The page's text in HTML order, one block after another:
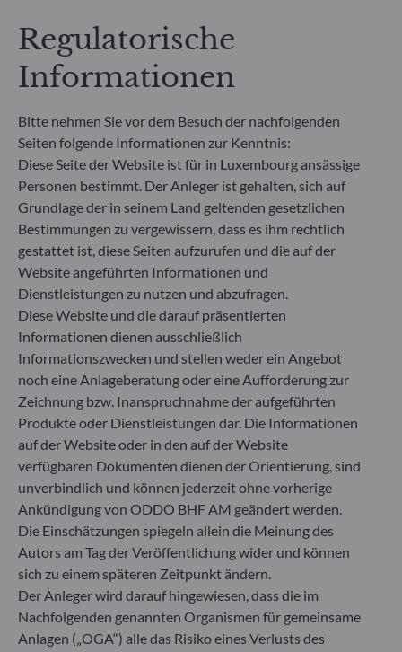
„Merkmale“ aufgeführten Prozentsatz des
Rücknahmepreises berücksichtigt. Kosten für die
Verwahrung von Fondsanteilen in Ihrem Depot
können die Wertentwicklung zusätzlich mindern.
**Die EU-Verordnung zur Offenlegung von
Nachhaltigkeitsinformationen (Sustainable
Finance Disclosure Regulation, SFDR) ist ein
Regelwerk der EU, das darauf abzielt, das
Nachhaltigkeitsprofil von Fonds transparent,
besser vergleichbar und für Endinvestoren besser
verständlich zu machen.
Artikel 6: Das Fondsmanagementteam
berücksichtigt bei der Anlageentscheidung keine
Nachhaltigkeitsrisiken oder nachteiligen
Auswirkungen von Anlageentscheidungen auf
Nachhaltigkeitsfaktoren.
Artikel 8: Das Fondsmanagementteam adressiert
Nachhaltigkeitsrisiken, indem es ESG-Kriterien
(Umwelt und/oder Soziales und/oder Governance)
in den Anlageentscheidungsprozess einbezieht.
Artikel 9: Das Fondsmanagementteam verfolgt ein
striktes nachhaltiges Anlageziel, das wesentlich zu
den Herausforderungen des ökologischen
Übergangs beiträgt, und adressiert
Nachhaltigkeitsrisiken durch Ratings, die vom
externen ESG-Datenanbieter der
Verwaltungsgesellschaft bereitgestellt werden.
Regulatorische
Informationen
Bitte nehmen Sie vor dem Besuch der nachfolgenden
Seiten folgende Informationen zur Kenntnis:
Diese Seite der Website ist für in Luxembourg ansässige
Personen bestimmt. Der Anleger ist gehalten, sich auf
Grundlage der in seinem Land geltenden gesetzlichen
Bestimmungen zu vergewissern, dass es ihm rechtlich
gestattet ist, diese Seiten aufzurufen und die auf der
Website angeführten Informationen und
Dienstleistungen zu nutzen und abzufragen.
Diese Website und die darauf präsentierten
Informationen dienen ausschließlich
Informationszwecken und stellen weder ein Angebot
noch eine Anlageberatung oder eine Aufforderung zur
Zeichnung bzw. Inanspruchnahme der aufgeführten
Produkte oder Dienstleistungen dar. Die Informationen
auf der Website oder in den auf der Website
verfügbaren Dokumenten dienen der Orientierung, sind
unverbindlich und können jederzeit ohne vorherige
Ankündigung von ODDO BHF AM geändert werden.
Die Einschätzungen spiegeln allein die Meinung des
Autors am Tag der Veröffentlichung wider und können
sich zu einem späteren Zeitpunkt ändern.
Der Anleger wird darauf hingewiesen, dass die im
Nachfolgenden genannten Organismen für gemeinsame
Anlagen („OGA“) alle das Risiko eines Verlusts des